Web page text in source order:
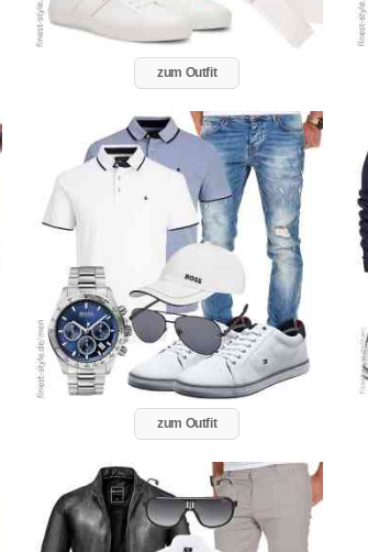
zum Outfit
zum Outfit